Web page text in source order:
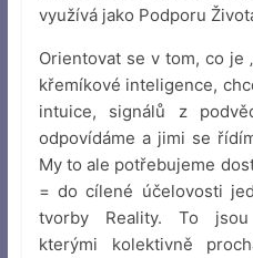
využívá jako Podporu
Orientovat se v tom, co je
křemíkové inteligence,
intuice, signálů z
odpovídáme a jimi se
My to ale potřebujeme
= do cílené účelovosti
tvorby Reality. To jsou
kterými kolektivně